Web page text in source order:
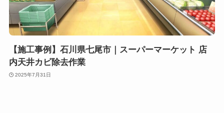
【施工事例】石川県七尾市｜スーパーマーケット 店
内天井カビ除去作業
2025年7月31日